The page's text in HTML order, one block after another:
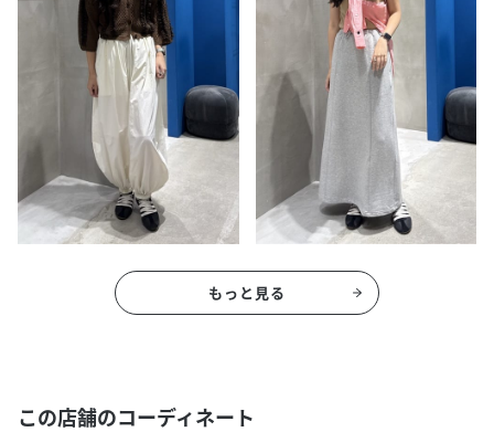
もっと見る
この店舗のコーディネート